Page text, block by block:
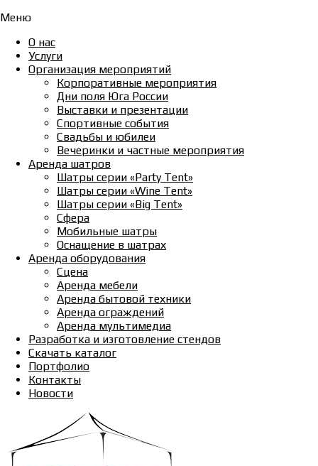
Меню
О нас
Услуги
Организация мероприятий
Корпоративные мероприятия
Дни поля Юга России
Выставки и презентации
Спортивные события
Свадьбы и юбилеи
Вечеринки и частные мероприятия
Аренда шатров
Шатры серии «Party Tent»
Шатры серии «Wine Tent»
Шатры серии «Big Tent»
Сфера
Мобильные шатры
Оснащение в шатрах
Аренда оборудования
Сцена
Аренда мебели
Аренда бытовой техники
Аренда ограждений
Аренда мультимедиа
Разработка и изготовление стендов
Скачать каталог
Портфолио
Контакты
Новости